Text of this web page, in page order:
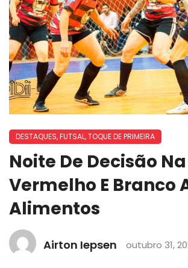
DESTAQUES,FUTSAL,TOQUE DE PRIMEIRA
Noite De Decisão
Vermelho E Branco
Alimentos
Airton Iepsen outubro 31,